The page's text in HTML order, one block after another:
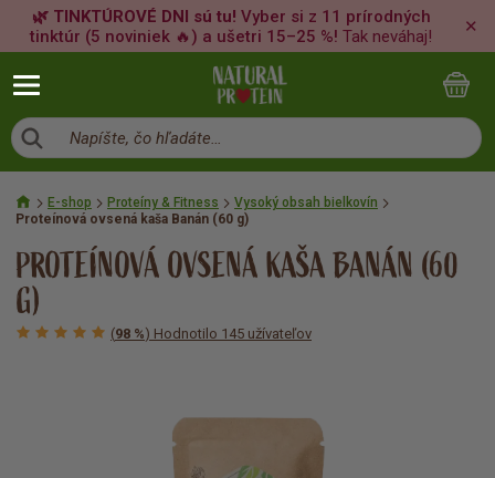
🌿 TINKTÚROVÉ DNI sú tu! Vyber si z 11 prírodných
tinktúr (5 noviniek 🔥) a ušetri 15–25 %! Tak neváhaj!
✕
Napíšte, čo hľadáte…
E-shop Proteíny & Fitness
Vysoký obsah bielkovín
Proteínová ovsená kaša Banán (60 g)
PROTEÍNOVÁ OVSENÁ KAŠA BANÁN (60
G)
(98 %) Hodnotilo 145 užívateľov